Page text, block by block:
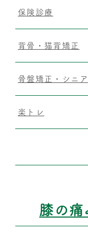
保険診療
背骨・猫背矯正
骨盤矯正・シニ
楽トレ
膝の